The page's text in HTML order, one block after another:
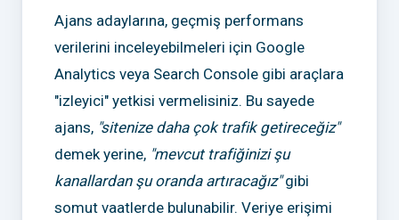
Ajans adaylarına, geçmiş performans
verilerini inceleyebilmeleri için Google
Analytics veya Search Console gibi araçlara
"izleyici" yetkisi vermelisiniz. Bu sayede
ajans, "sitenize daha çok trafik getireceğiz"
demek yerine, "mevcut trafiğinizi şu
kanallardan şu oranda artıracağız"gibi
somut vaatlerde bulunabilir. Veriye erişimi